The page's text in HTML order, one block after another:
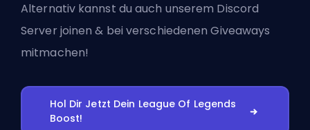
Alternativ kannst du auch unserem Discord
Server joinen & bei verschiedenen Giveaways
mitmachen!
Hol Dir Jetzt Dein League Of Legends
Boost!